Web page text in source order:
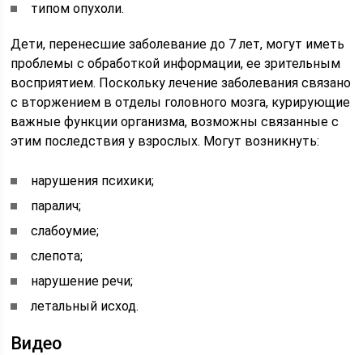
типом опухоли.
Дети, перенесшие заболевание до 7 лет, могут иметь
проблемы с обработкой информации, ее зрительным
восприятием. Поскольку лечение заболевания связано
с вторжением в отделы головного мозга, курирующие
важные функции организма, возможны связанные с
этим последствия у взрослых. Могут возникнуть:
нарушения психики;
паралич;
слабоумие;
слепота;
нарушение речи;
летальный исход.
Видео